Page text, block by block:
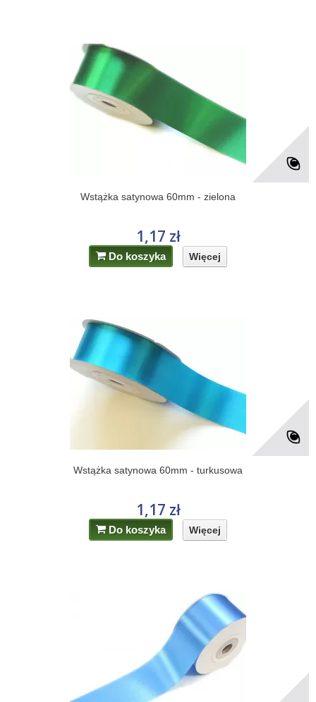
Wstążka satynowa 60mm - zielona
1,17 zł
Do koszyka Więcej
Wstążka satynowa 60mm - turkusowa
1,17 zł
Do koszyka Więcej